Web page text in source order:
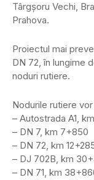
Târgşoru Vechi,
Prahova.
Proiectul mai
DN 72, în lungime
noduri rutiere.
Nodurile rutiere
– Autostrada A1,
– DN 7, km 7+850
– DN 72, km
– DJ 702B, km
– DN 71, km